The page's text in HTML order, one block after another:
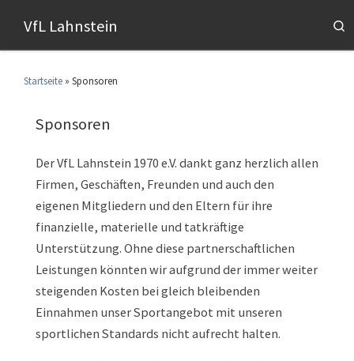
VfL Lahnstein
Startseite » Sponsoren
Sponsoren
Der VfL Lahnstein 1970 e.V. dankt ganz herzlich allen
Firmen, Geschäften, Freunden und auch den
eigenen Mitgliedern und den Eltern für ihre
finanzielle, materielle und tatkräftige
Unterstützung. Ohne diese partnerschaftlichen
Leistungen könnten wir aufgrund der immer weiter
steigenden Kosten bei gleich bleibenden
Einnahmen unser Sportangebot mit unseren
sportlichen Standards nicht aufrecht halten.